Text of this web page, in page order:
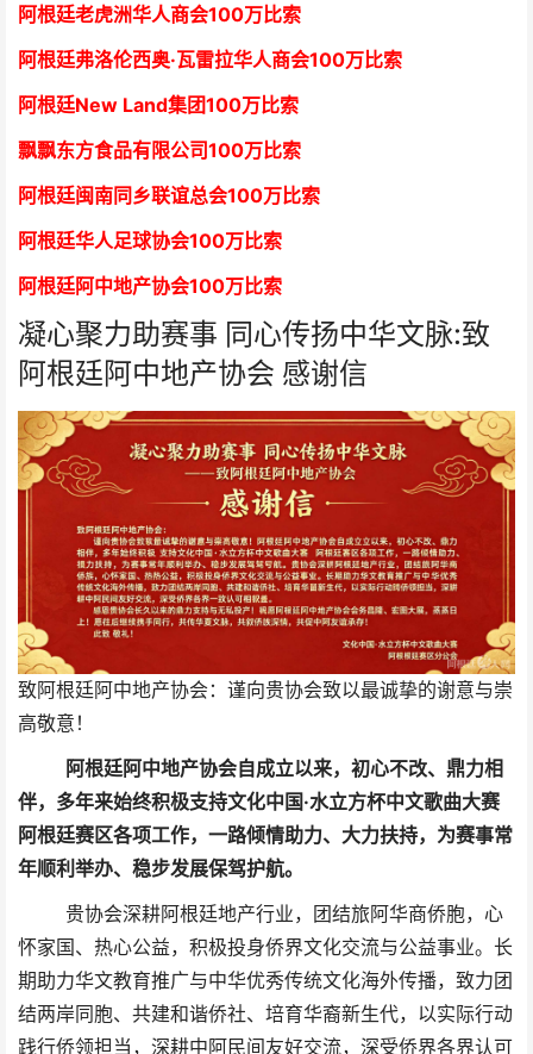
阿根廷老虎洲华人商会100万比索
阿根廷弗洛伦西奥·瓦雷拉华人商会100万比索
阿根廷New Land集团100万比索
飘飘东方食品有限公司100万比索
阿根廷闽南同乡联谊总会100万比索
阿根廷华人足球协会100万比索
阿根廷阿中地产协会100万比索
凝心聚力助赛事 同心传扬中华文脉:致
阿根廷阿中地产协会 感谢信
致阿根廷阿中地产协会：谨向贵协会致以最诚挚的谢意与崇
高敬意！
阿根廷阿中地产协会自成立以来，初心不改、鼎力相
伴，多年来始终积极支持文化中国·水立方杯中文歌曲大赛
阿根廷赛区各项工作，一路倾情助力、大力扶持，为赛事常
年顺利举办、稳步发展保驾护航。
贵协会深耕阿根廷地产行业，团结旅阿华商侨胞，心
怀家国、热心公益，积极投身侨界文化交流与公益事业。长
期助力华文教育推广与中华优秀传统文化海外传播，致力团
结两岸同胞、共建和谐侨社、培育华裔新生代，以实际行动
践行侨领担当，深耕中阿民间友好交流，深受侨界各界认可